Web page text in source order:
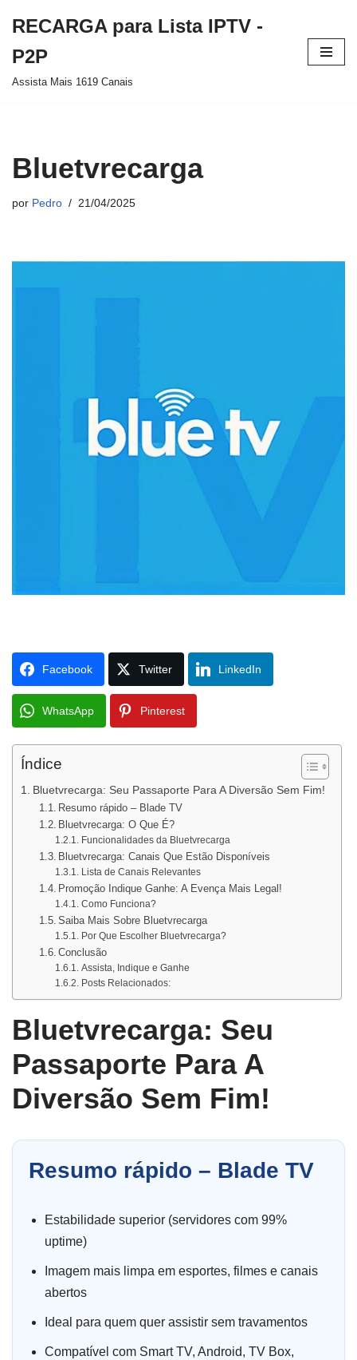
para
o
RECARGA para Lista IPTV -
P2P
Assista Mais 1619 Canais
Bluetvrecarga
por Pedro 21/04/2025
Facebook Twitter LinkedIn
WhatsApp Pinterest
Índice
Bluetvrecarga: Seu Passaporte Para A Diversão Sem Fim!
Resumo rápido – Blade TV
Bluetvrecarga: O Que É?
Funcionalidades da Bluetvrecarga
Bluetvrecarga: Canais Que Estão Disponíveis
Lista de Canais Relevantes
Promoção Indique Ganhe: A Evença Mais Legal!
Como Funciona?
Saiba Mais Sobre Bluetvrecarga
Por Que Escolher Bluetvrecarga?
Conclusão
Assista, Indique e Ganhe
Posts Relacionados:
Bluetvrecarga: Seu
Passaporte Para A
Diversão Sem Fim!
Resumo rápido – Blade TV
Estabilidade superior (servidores com 99%
uptime)
Imagem mais limpa em esportes, filmes e canais
abertos
Ideal para quem quer assistir sem travamentos
Compatível com Smart TV, Android, TV Box,